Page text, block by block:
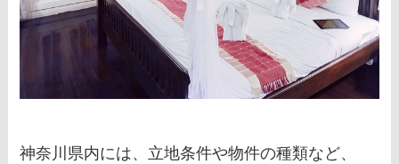
神奈川県内には、立地条件や物件の種類など、